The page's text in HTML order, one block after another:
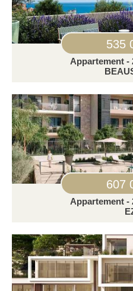
535
Appartement -
607
Appartement -